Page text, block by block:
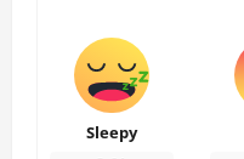
Sleepy